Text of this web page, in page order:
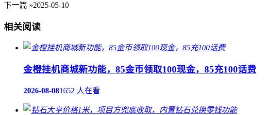
下一篇 »2025-05-10
相关阅读
金橙挂机商城新功能，85金币领取100现金，85充100话费
2026-08-081652 人在看